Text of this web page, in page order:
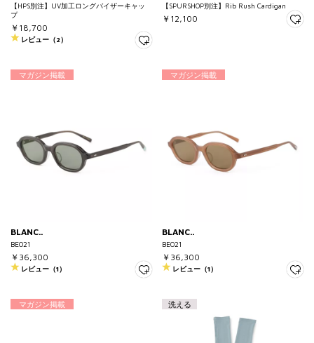
【HPS別注】UV加工ロングバイザーキャッ
プ
￥18,700
レビュー（2）
【SPURSHOP別注】Rib Rush Cardigan
￥12,100
マガジン掲載
BLANC..
BE021
￥36,300
レビュー（1）
マガジン掲載
BLANC..
BE021
￥36,300
レビュー（1）
マガジン掲載 洗える